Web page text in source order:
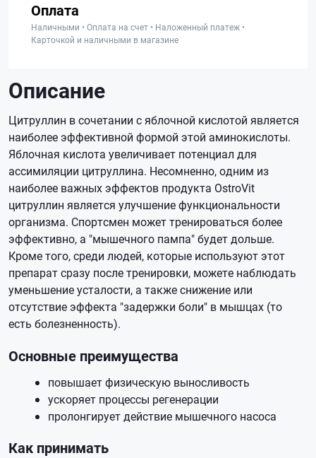
Оплата
Наличными • Оплата на счет • Наложенный платеж •
Карточкой и наличными в магазине
Описание
Цитруллин в сочетании с яблочной кислотой является
наиболее эффективной формой этой аминокислоты.
Яблочная кислота увеличивает потенциал для
ассимиляции цитруллина. Несомненно, одним из
наиболее важных эффектов продукта OstroVit
цитруллин является улучшение функциональности
организма. Спортсмен может тренироваться более
эффективно, а "мышечного пампа" будет дольше.
Кроме того, среди людей, которые используют этот
препарат сразу после тренировки, можете наблюдать
уменьшение усталости, а также снижение или
отсутствие эффекта "задержки боли" в мышцах (то
есть болезненность).
Основные преимущества
повышает физическую выносливость
ускоряет процессы регенерации
пролонгирует действие мышечного насоса
Как принимать